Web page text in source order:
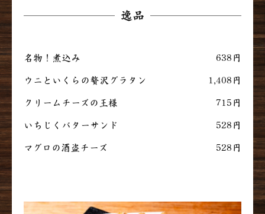
逸品
名物！煮込み 638円
ウニといくらの贅沢グラタン 1,408円
クリームチーズの王様 715円
いちじくバターサンド 528円
マグロの酒盗チーズ 528円